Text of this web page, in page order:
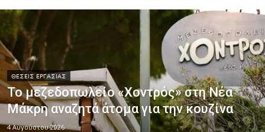
ΘΕΣΕΙΣ ΕΡΓΑΣΙΑΣ
Το μεζεδοπωλείο «Χοντρός» στη Νέα
Μάκρη αναζητά άτομα για την κουζίνα
4 Αυγούστου 2026